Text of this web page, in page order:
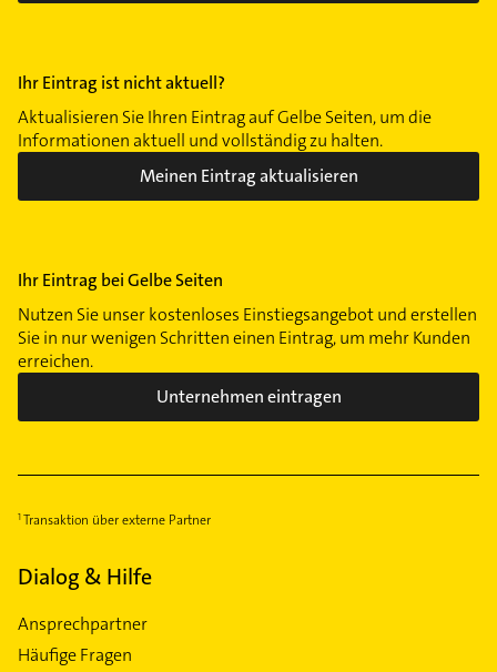
Ihr Eintrag ist nicht aktuell?
Aktualisieren Sie Ihren Eintrag auf Gelbe Seiten, um die
Informationen aktuell und vollständig zu halten.
Meinen Eintrag aktualisieren
Ihr Eintrag bei Gelbe Seiten
Nutzen Sie unser kostenloses Einstiegsangebot und erstellen
Sie in nur wenigen Schritten einen Eintrag, um mehr Kunden
erreichen.
Unternehmen eintragen
Transaktion über externe Partner
Dialog & Hilfe
Ansprechpartner
Häufige Fragen